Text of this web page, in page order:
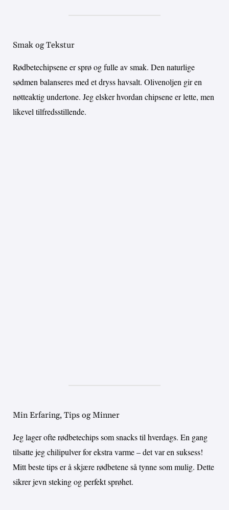
Smak og Tekstur
Rødbetechipsene er sprø og fulle av smak. Den naturlige
sødmen balanseres med et dryss havsalt. Olivenoljen gir en
nøtteaktig undertone. Jeg elsker hvordan chipsene er lette, men
likevel tilfredsstillende.
Min Erfaring, Tips og Minner
Jeg lager ofte rødbetechips som snacks til hverdags. En gang
tilsatte jeg chilipulver for ekstra varme – det var en suksess!
Mitt beste tips er å skjære rødbetene så tynne som mulig. Dette
sikrer jevn steking og perfekt sprøhet.